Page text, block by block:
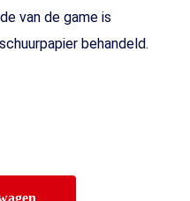
van de game is
behandeld.